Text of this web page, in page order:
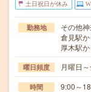
土日祝日が休み
勤務地
その他
倉見駅
厚木駅
曜日頻度 月曜日
時間 9:00～